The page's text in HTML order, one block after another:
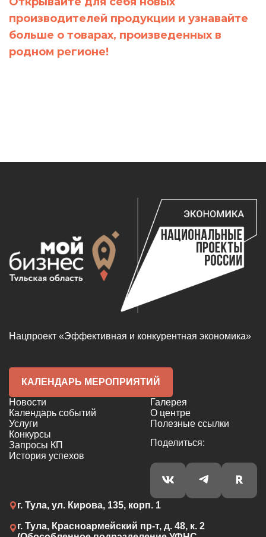
производителей продукции и узнавайте
больше о товарах, произведенных в
родном регионе!
Нацпроект «Эффективная и конкурентная экономика»
КАЛЕНДАРЬ МЕРОПРИЯТИЙ
Новости
Календарь событий
Услуги
Конкурсы
Запросы КП
История успехов
Галерея
О центре
Полезные ссылки
Поделиться:
г. Тула, ул. Кирова, 135, корп. 1
г. Тула, Красноармейский пр-т, д. 48, к. 2